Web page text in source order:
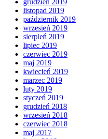
grudzień 2019
listopad 2019
październik 2019
wrzesień 2019
sierpień 2019
lipiec 2019
czerwiec 2019
maj 2019
kwiecień 2019
marzec 2019
luty 2019
styczeń 2019
grudzień 2018
wrzesień 2018
czerwiec 2018
maj 2017